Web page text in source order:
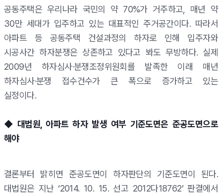
공동주택은 우리나라 국민의 약 70%가 거주하고, 매년 약
30만 세대가 입주하고 있는 대표적인 주거공간이다. 따라서
아파트 등 공동주택 건설과정의 하자로 인해 입주자와
시공사간 하자분쟁은 상존하고 있다고 봐도 무방하다. 실제
2009년 하자심사·분쟁조정위원회를 발족한 이래 매년
하자심사·분쟁 접수건수가 큰 폭으로 증가하고 있는
실정이다.
◆ 대법원, 아파트 하자 발생 여부 기준도면은 준공도면으로
해야
결론부터 밝히면 준공도면이 하자판단의 기준도면이 된다.
대법원은 지난 ‘2014. 10. 15. 선고 2012다18762’ 판결에서